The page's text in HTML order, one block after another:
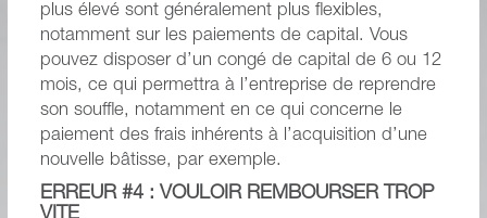
plus élevé sont généralement plus flexibles,
notamment sur les paiements de capital. Vous
pouvez disposer d’un congé de capital de 6 ou 12
mois, ce qui permettra à l’entreprise de reprendre
son souffle, notamment en ce qui concerne le
paiement des frais inhérents à l’acquisition d’une
nouvelle bâtisse, par exemple.
ERREUR #4 : VOULOIR REMBOURSER TROP